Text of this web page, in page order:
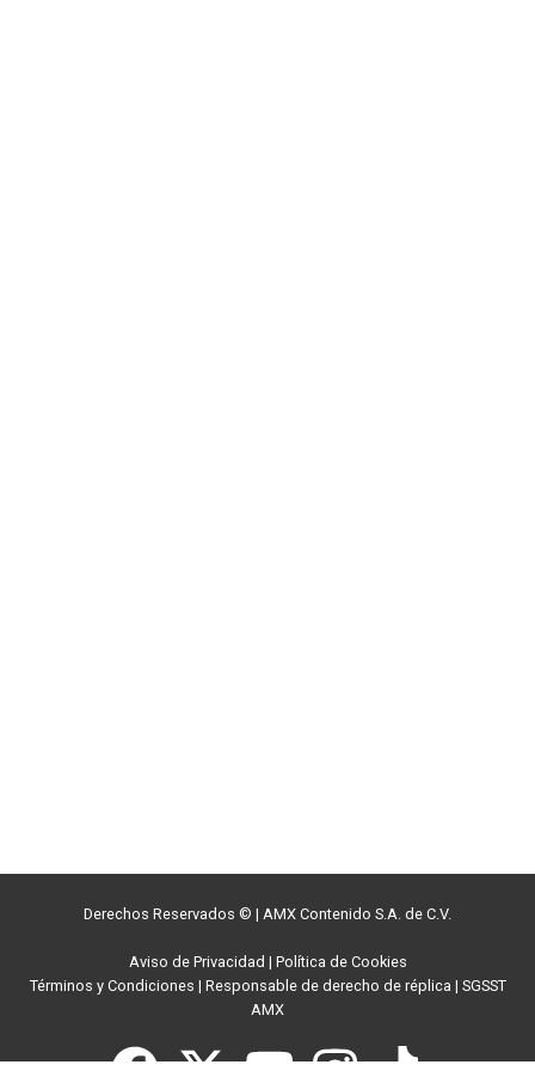
Derechos Reservados © | AMX Contenido S.A. de C.V.
Aviso de Privacidad | Política de Cookies
Términos y Condiciones | Responsable de derecho de réplica | SGSST
AMX